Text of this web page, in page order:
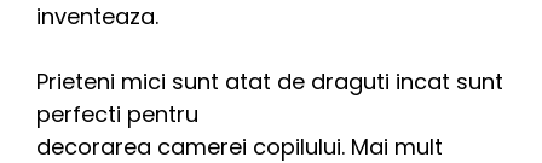
inventeaza.
Prieteni mici sunt atat de draguti incat sunt
perfecti pentru
decorarea camerei copilului. Mai mult